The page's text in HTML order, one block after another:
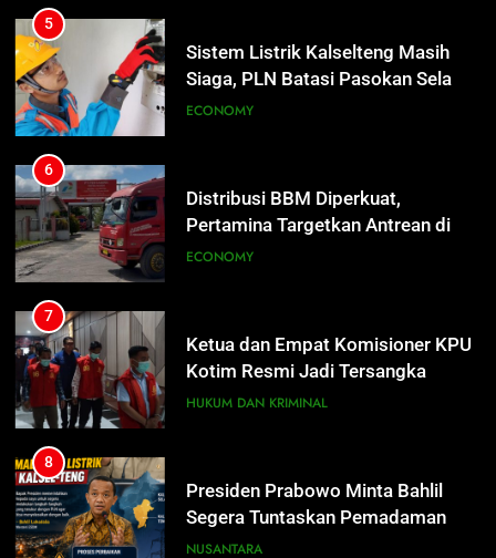
Dugaan Korupsi Dana Hibah
Pilkada Rp40 Miliar
HUKUM DAN KRIMINAL
8
Listrik di Kalsel-Teng
NUSANTARA
6
Distribusi BBM Diperkuat,
Pertamina Targetkan Antrean di
SPBU Sampit Segera Terurai
ECONOMY
7
Ketua dan Empat Komisioner KPU
Kotim Resmi Jadi Tersangka
Dugaan Korupsi Dana Hibah
HUKUM DAN KRIMINAL
8
Presiden Prabowo Minta Bahlil
Segera Tuntaskan Pemadaman
Listrik di Kalsel-Teng
NUSANTARA
1
Mahasiswa UPR Titip Tujuh
Agenda ke Calon Rektor Prof.
Bhayu Rhama Siap Kawal Sejak
REGION